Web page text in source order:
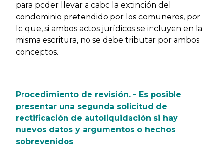
para poder llevar a cabo la extinción del
condominio pretendido por los comuneros, por
lo que, si ambos actos jurídicos se incluyen en la
misma escritura, no se debe tributar por ambos
conceptos.
Procedimiento de revisión. - Es posible
presentar una segunda solicitud de
rectificación de autoliquidación si hay
nuevos datos y argumentos o hechos
sobrevenidos